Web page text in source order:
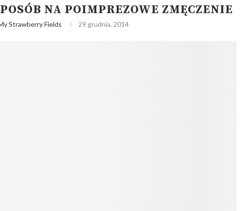
NA POIMPREZOWE ZMĘCZENIE
Strawberry Fields 29 grudnia, 2014